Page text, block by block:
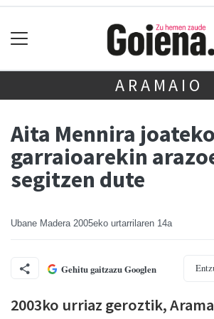
ARAMAIO
Aita Mennira joateko
garraioarekin
segitzen dute
Ubane Madera 2005eko urtarrilaren 14a
Gehitu gaitzazu Googlen
2003ko urriaz geroztik,